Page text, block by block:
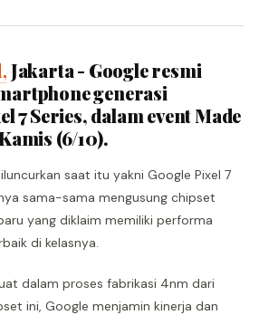
Jakarta - Google resmi
generasi
7 Series, dalam event Made
(6/10).
saat itu yakni Google Pixel 7
sama-sama mengusung chipset
yang diklaim memiliki performa
di kelasnya.
dalam proses fabrikasi 4nm dari
ini, Google menjamin kinerja dan